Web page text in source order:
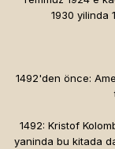
1930 yilinda
1492'den önce:
1492: Kristof
yaninda bu kitada